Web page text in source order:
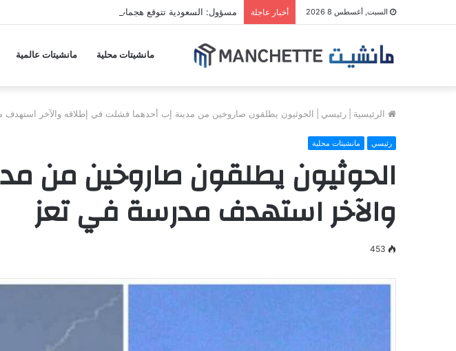
السبت, أغسطس 8 2026 أخبار عاجلة مسؤول: السعودية تتوقع هجمات منسقة من حلفاء لإيران
مانشيتات محلية مانشيتات عالمية
الرئيسية رئيسي الحوثيون يطلقون صاروخين من مدينة إب أحدهما فشلت في إطلاقه والآخر استهدف
رئيسي مانشيتات محلية
الحوثيون يطلقون صاروخين من
والآخر استهدف مدرسة في تعز
453